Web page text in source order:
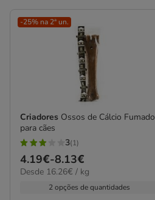
-25% na 2ª un.
Criadores Ossos de Cálcio Fumado
para cães
3
estrelas
com
3(1)
Preço
de
4.19€-8.13€
16.26€
Desde 16.26€ / kg
2 opções de quantidades